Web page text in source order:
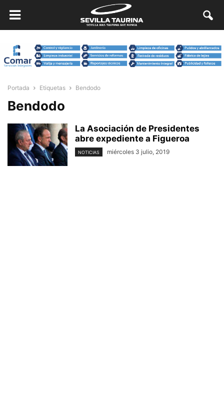
Portada Etiquetas Bendodo
Bendodo
La Asociación de Presidentes
abre expediente a Figueroa
NOTICIAS miércoles 3 julio, 2019